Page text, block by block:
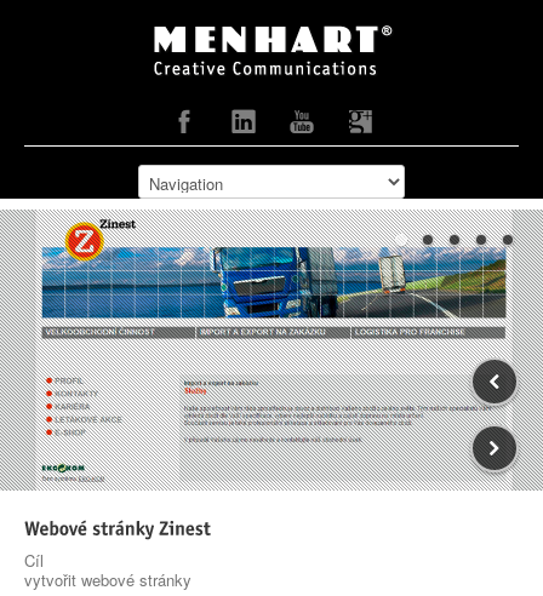
Cíl
vytvořit webové stránky